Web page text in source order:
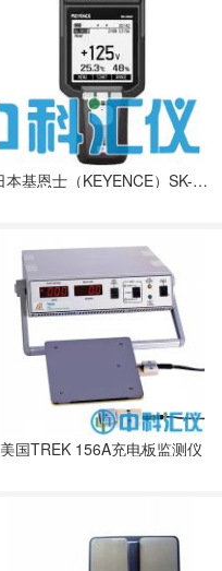
日本基恩士（KEYENCE）SK-H050静电测量仪
美国TREK 156A充电板监测仪